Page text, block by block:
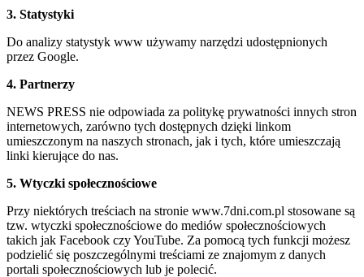
3. Statystyki
Do analizy statystyk www używamy narzędzi udostępnionych
przez Google.
4. Partnerzy
NEWS PRESS nie odpowiada za politykę prywatności innych stron
internetowych, zarówno tych dostępnych dzięki linkom
umieszczonym na naszych stronach, jak i tych, które umieszczają
linki kierujące do nas.
5. Wtyczki społecznościowe
Przy niektórych treściach na stronie www.7dni.com.pl stosowane są
tzw. wtyczki społecznościowe do mediów społecznościowych
takich jak Facebook czy YouTube. Za pomocą tych funkcji możesz
podzielić się poszczególnymi treściami ze znajomym z danych
portali społecznościowych lub je polecić.